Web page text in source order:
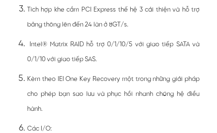
Tích hợp khe cắm PCI Express thế hệ 3 cải thiện và hỗ trợ
băng thông lên đến 24 làn ở 8GT/s.
Intel® Matrix RAID hỗ trợ 0/1/10/5 với giao tiếp SATA và
0/1/10 với giao tiếp SAS.
Kèm theo IEI One Key Recovery một trong những giải pháp
cho phép bạn sao lưu và phục hồi nhanh chóng hệ điều
hành.
Các I/O: